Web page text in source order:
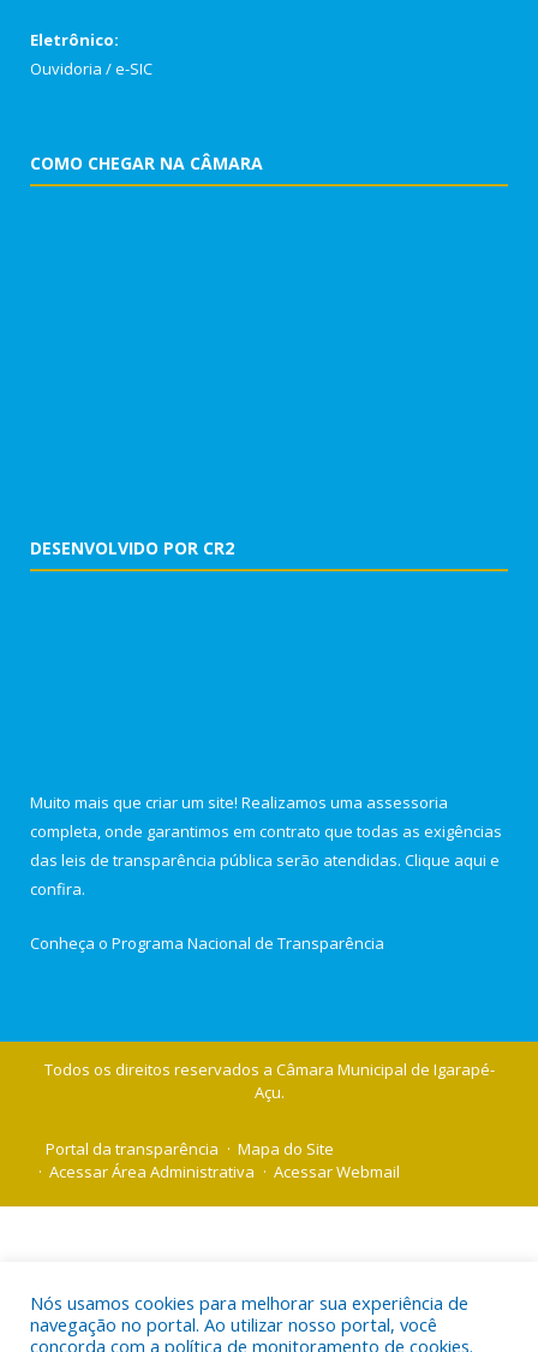
Eletrônico:
Ouvidoria /e-SIC
COMO CHEGAR NA CÂMARA
DESENVOLVIDO POR CR2
Muito mais que criar um site! Realizamos uma assessoria
completa, onde garantimos em contrato que todas as exigências
das leis de transparência pública serão atendidas. Clique aqui e
confira.
Conheça o Programa Nacional de Transparência
Todos os direitos reservados a Câmara Municipal de Igarapé-
Açu.
Portal da transparência
Mapa do Site
Acessar Área Administrativa
Acessar Webmail
Nós usamos cookies para melhorar sua experiência de
navegação no portal. Ao utilizar nosso portal, você
concorda com a política de monitoramento de cookies.